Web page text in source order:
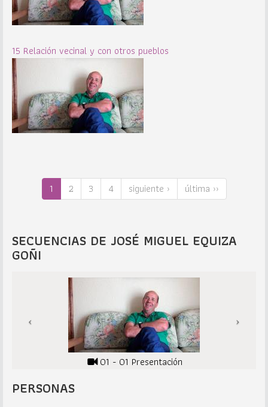
15 Relación vecinal y con otros pueblos
1 2 3 4 siguiente › última ››
SECUENCIAS DE JOSÉ MIGUEL EQUIZA
GOÑI
01 - 01 Presentación
PERSONAS